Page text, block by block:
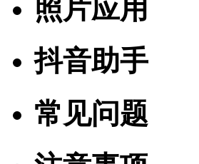
照片应用
抖音助手
常见问题